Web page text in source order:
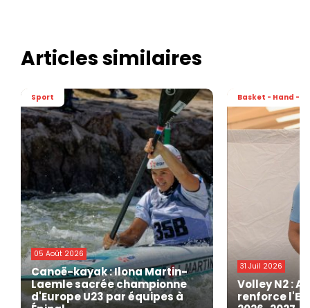
Articles similaires
Sport
05 Août 2026
Canoë-kayak : Ilona Martin-
Laemle sacrée championne
d'Europe U23 par équipes à
Basket - Hand -
31 Juil 2026
Volley N2 :
renforce